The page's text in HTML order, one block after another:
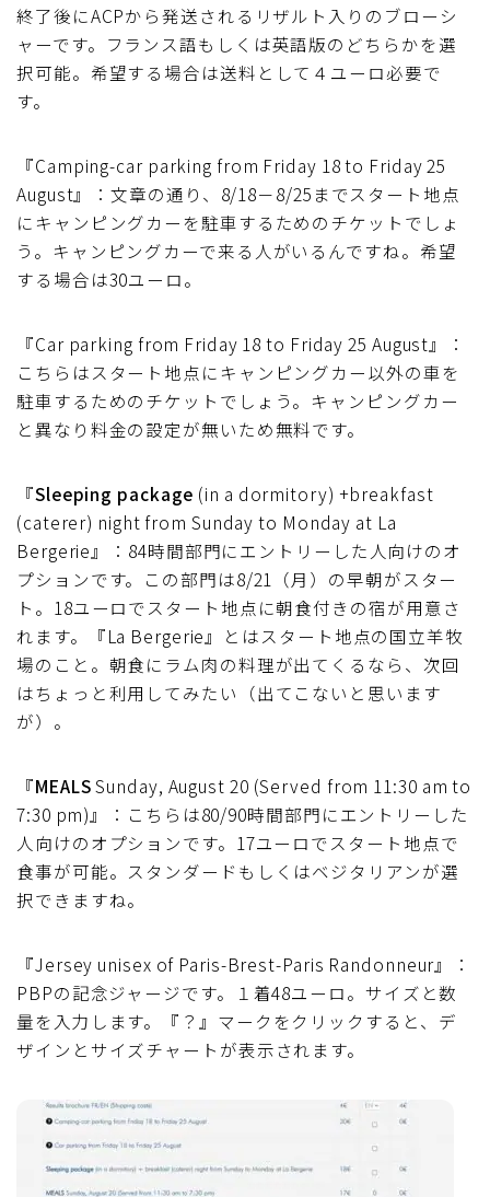
終了後にACPから発送されるリザルト入りのブローシ
ャーです。フランス語もしくは英語版のどちらかを選
択可能。希望する場合は送料として４ユーロ必要で
す。
『Camping-car parking from Friday 18 to Friday 25
August』：文章の通り、8/18－8/25までスタート地点
にキャンピングカーを駐車するためのチケットでしょ
う。キャンピングカーで来る人がいるんですね。希望
する場合は30ユーロ。
『Car parking from Friday 18 to Friday 25 August』：
こちらはスタート地点にキャンピングカー以外の車を
駐車するためのチケットでしょう。キャンピングカー
と異なり料金の設定が無いため無料です。
『Sleeping package (in a dormitory) +breakfast
(caterer) night from Sunday to Monday at La
Bergerie』：84時間部門にエントリーした人向けのオ
プションです。この部門は8/21（月）の早朝がスター
ト。18ユーロでスタート地点に朝食付きの宿が用意さ
れます。『La Bergerie』とはスタート地点の国立羊牧
場のこと。朝食にラム肉の料理が出てくるなら、次回
はちょっと利用してみたい（出てこないと思います
が）。
『MEALSSunday, August 20 (Served from 11:30 am to
7:30 pm)』：こちらは80/90時間部門にエントリーした
人向けのオプションです。17ユーロでスタート地点で
食事が可能。スタンダードもしくはベジタリアンが選
択できますね。
『Jersey unisex of Paris-Brest-Paris Randonneur』：
PBPの記念ジャージです。１着48ユーロ。サイズと数
量を入力します。『？』マークをクリックすると、デ
ザインとサイズチャートが表示されます。